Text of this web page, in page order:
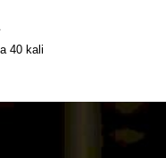
40 kali